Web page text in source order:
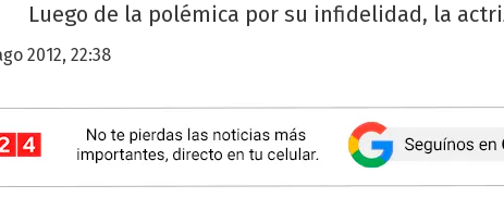
Luego de la polémica por su infidelidad, la
2012, 22:38